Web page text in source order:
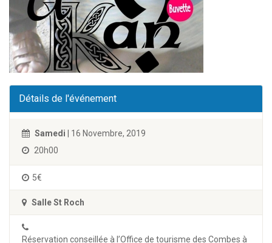
Détails de l'événement
Samedi | 16 Novembre, 2019
20h00
5€
Salle St Roch
Réservation conseillée à l’Office de tourisme des Combes à